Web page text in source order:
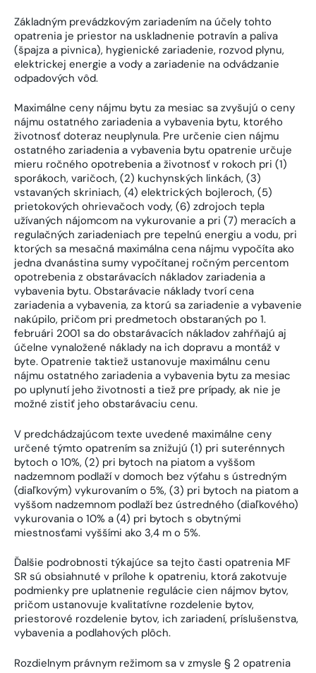
Základným prevádzkovým zariadením na účely tohto
opatrenia je priestor na uskladnenie potravín a paliva
(špajza a pivnica), hygienické zariadenie, rozvod plynu,
elektrickej energie a vody a zariadenie na odvádzanie
odpadových vôd.
Maximálne ceny nájmu bytu za mesiac sa zvyšujú o ceny
nájmu ostatného zariadenia a vybavenia bytu, ktorého
životnosť doteraz neuplynula. Pre určenie cien nájmu
ostatného zariadenia a vybavenia bytu opatrenie určuje
mieru ročného opotrebenia a životnosť v rokoch pri (1)
sporákoch, varičoch, (2) kuchynských linkách, (3)
vstavaných skriniach, (4) elektrických bojleroch, (5)
prietokových ohrievačoch vody, (6) zdrojoch tepla
užívaných nájomcom na vykurovanie a pri (7) meracích a
regulačných zariadeniach pre tepelnú energiu a vodu, pri
ktorých sa mesačná maximálna cena nájmu vypočíta ako
jedna dvanástina sumy vypočítanej ročným percentom
opotrebenia z obstarávacích nákladov zariadenia a
vybavenia bytu. Obstarávacie náklady tvorí cena
zariadenia a vybavenia, za ktorú sa zariadenie a vybavenie
nakúpilo, pričom pri predmetoch obstaraných po 1.
februári 2001 sa do obstarávacích nákladov zahŕňajú aj
účelne vynaložené náklady na ich dopravu a montáž v
byte. Opatrenie taktiež ustanovuje maximálnu cenu
nájmu ostatného zariadenia a vybavenia bytu za mesiac
po uplynutí jeho životnosti a tiež pre prípady, ak nie je
možné zistiť jeho obstarávaciu cenu.
V predchádzajúcom texte uvedené maximálne ceny
určené týmto opatrením sa znižujú (1) pri suterénnych
bytoch o 10%, (2) pri bytoch na piatom a vyššom
nadzemnom podlaží v domoch bez výťahu s ústredným
(diaľkovým) vykurovaním o 5%, (3) pri bytoch na piatom a
vyššom nadzemnom podlaží bez ústredného (diaľkového)
vykurovania o 10% a (4) pri bytoch s obytnými
miestnosťami vyššími ako 3,4 m o 5%.
Ďalšie podrobnosti týkajúce sa tejto časti opatrenia MF
SR sú obsiahnuté v prílohe k opatreniu, ktorá zakotvuje
podmienky pre uplatnenie regulácie cien nájmov bytov,
pričom ustanovuje kvalitatívne rozdelenie bytov,
priestorové rozdelenie bytov, ich zariadení, príslušenstva,
vybavenia a podlahových plôch.
Rozdielnym právnym režimom sa v zmysle § 2 opatrenia